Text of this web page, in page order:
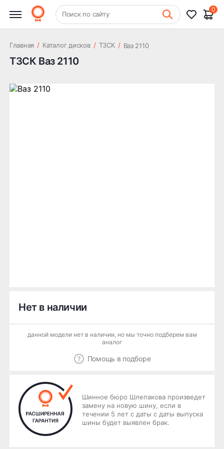
+7 (831) 261-35-35 Шиномонтаж
Поиск по сайту
0
Главная / Каталог дисков / ТЗСК / Ваз 2110
ТЗСК Ваз 2110
Нет в наличии
данной модели нет в наличии, но мы точно подберем вам
аналог
Помощь в подборе
Шинное бюро Шлепакова произведет
замену на новую шину, если в
течении 5 лет с даты с даты выпуска
шины будет выявлен брак.